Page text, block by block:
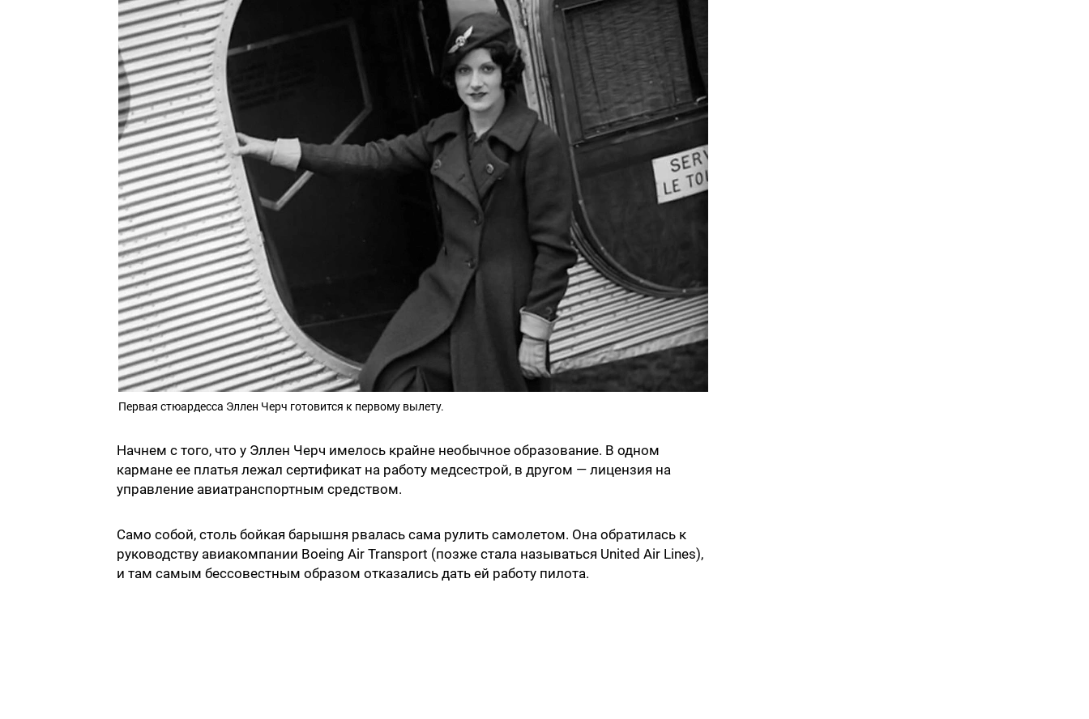
Первая стюардесса Эллен Черч готовится к первому вылету.
Начнем с того, что у Эллен Черч имелось крайне необычное образование. В одном
кармане еe платья лежал сертификат на работу медсестрой, в другом — лицензия на
управление авиатранспортным средством.
Само собой, столь бойкая барышня рвалась сама рулить самолетом. Она обратилась к
руководству авиакомпании Boeing Air Transport (позже стала называться United Air Lines),
и там самым бессовестным образом отказались дать ей работу пилота.